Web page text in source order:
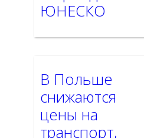
ЮНЕСКО
В Польше
снижаются
цены на
транспорт,